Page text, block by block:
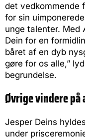
det vedkommende
for sin
unge talenter. Med
Dein for en
båret af en dyb
gøre for os alle,”
begrundelse.
Øvrige vindere på
Jesper Deins
under